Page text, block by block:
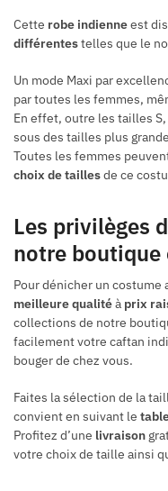
Cette robe indienneest
différentestelles que le
Un mode Maxi par
par toutes les femmes,
En effet, outre les tailles
sous des tailles plus
Toutes les femmes
choix de taillesde ce
Les privilèges
notre boutique
Pour dénicher un costume
meilleure qualitéà prix
collections de notre
facilement votre caftan
bouger de chez vous.
Faites la sélection de la
convient en suivant le
Profitez d’une livraison
votre choix de taille ainsi